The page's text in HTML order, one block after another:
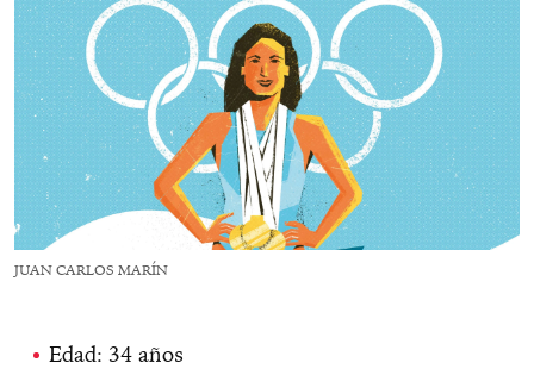
JUAN CARLOS MARÍN
Edad: 34 años